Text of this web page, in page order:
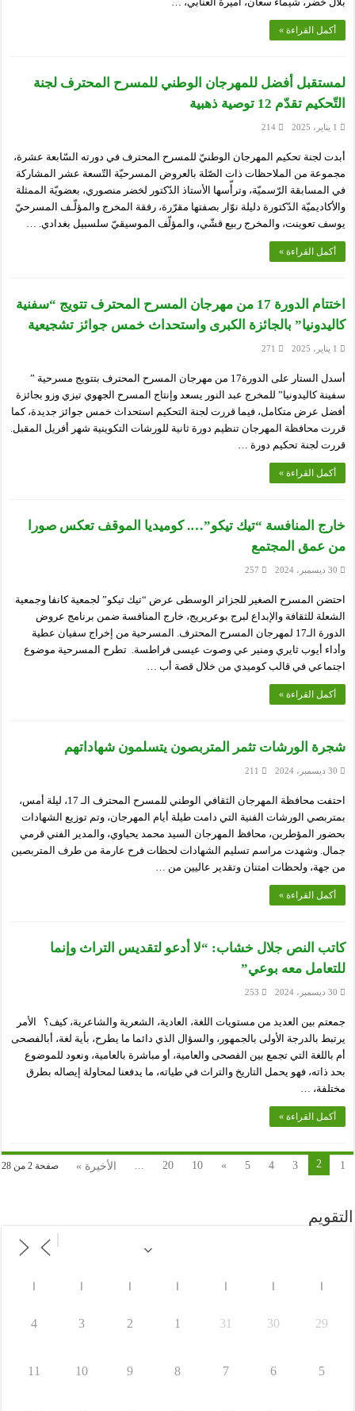
أكمل القراءة »
لمستقبل أفضل للمهرجان الوطني للمسرح المحترف لجنة
التّحكيم تقدّم 12 توصية ذهبية
1 يناير، 2025 214
أبدت لجنة تحكيم المهرجان الوطنيّ للمسرح المحترف في دورته السّابعة عشرة،
مجموعة من الملاحظات ذات الصّلة بالعروض المسرحيّة التّسعة عشر المشاركة
في المسابقة الرّسميّة، وترأّسها الأستاذ الدّكتور لخضر منصوري، بعضويّة الممثلة
والأكاديميّة الدّكتورة دليلة نوّار بصفتها مقرّرة، رفقة المخرج والمؤلّـف المسرحيّ
يوسف تعوينت، والمخرج ربيع قشّي، والمؤلّف الموسيقيّ سلسبيل بغدادي. …
أكمل القراءة »
اختتام الدورة 17 من مهرجان المسرح المحترف تتويج “سفنية
كاليدونيا” بالجائزة الكبرى واستحداث خمس جوائز تشجيعية
1 يناير، 2025 271
أسدل الستار على الدورة17 من مهرجان المسرح المحترف بتتويج مسرحية ”
سفينة كاليدونيا” للمخرج عبد النور يسعد وإنتاج المسرح الجهوي تيزي وزو بجائزة
أفضل عرض متكامل، فيما قررت لجنة التحكيم استحداث خمس جوائز جديدة، كما
قررت محافظة المهرجان تنظيم دورة ثانية للورشات التكوينية شهر أفريل المقبل.
قررت لجنة تحكيم دورة …
أكمل القراءة »
خارج المنافسة “تيك تيكو”…. كوميديا الموقف تعكس صورا
من عمق المجتمع
30 ديسمبر، 2024 257
احتضن المسرح الصغير للجزائر الوسطى عرض “تيك تيكو” لجمعية كانفا وجمعية
الشعلة للثقافة والإبداع لبرج بوعريريج، خارج المنافسة ضمن برنامج عروض
الدورة الـ17 لمهرجان المسرح المحترف. المسرحية من إخراج سفيان عطية
وأداء أيوب ثايري ومنير عي وصوت عيسى فراطسة. تطرح المسرحية موضوع
اجتماعي في قالب كوميدي من خلال قصة أب …
أكمل القراءة »
شجرة الورشات تثمر المتربصون يتسلمون شهاداتهم
30 ديسمبر، 2024 211
احتفت محافظة المهرجان الثقافي الوطني للمسرح المحترف الـ 17، ليلة أمس،
بمتربصي الورشات الفنية التي دامت طيلة أيام المهرجان، وتم توزيع الشهادات
بحضور المؤطرين، محافظ المهرجان السيد محمد يحياوي، والمدير الفني قرمي
جمال. وشهدت مراسم تسليم الشهادات لحظات فرح عارمة من طرف المتربصين
من جهة، ولحظات امتنان وتقدير عاليين من …
أكمل القراءة »
كاتب النص جلال خشاب: “لا أدعو لتقديس التراث وإنما
للتعامل معه بوعي”
30 ديسمبر، 2024 253
جمعتم بين العديد من مستويات اللغة، العادية، الشعرية والشاعرية، كيف؟ الأمر
يرتبط بالدرجة الأولى بالجمهور، والسؤال الذي دائما ما يطرح، بأية لغة، أبالفصحى
أم باللغة التي تجمع بين الفصحى والعامية، أو مباشرة بالعامية، ونعود للموضوع
بحد ذاته، فهو يحمل التاريخ والتراث في طياته، ما يدفعنا لمحاولة إيصاله بطرق
مختلفة، …
أكمل القراءة »
صفحة 2 من 28 1
2
3
4
5
»
10
20
... الأخيرة »
التقويم
29
30
31
1
2
3
4
5
6
7
8
9
10
11